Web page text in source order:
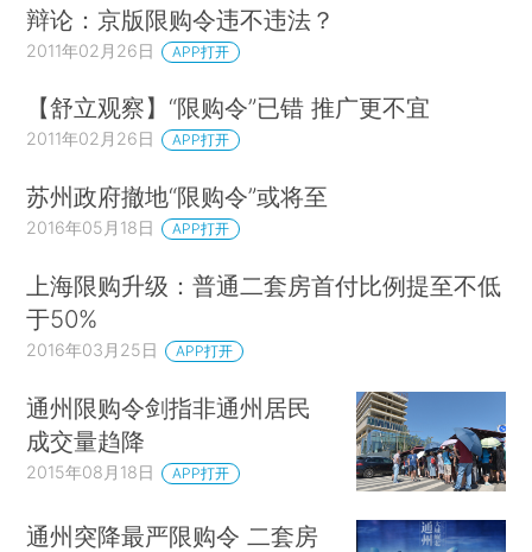
辩论：京版限购令违不违法？
2011年02月26日 APP打开
【舒立观察】“限购令”已错 推广更不宜
2011年02月26日 APP打开
苏州政府撤地“限购令”或将至
2016年05月18日 APP打开
上海限购升级：普通二套房首付比例提至不低
于50%
2016年03月25日 APP打开
通州限购令剑指非通州居民
成交量趋降
2015年08月18日 APP打开
通州突降最严限购令 二套房